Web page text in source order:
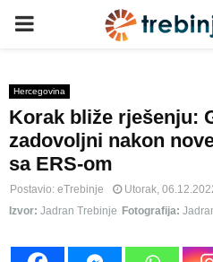
P
I
M
A
Hercegovina
Korak bliže rješenju:
zadovoljni nakon
sa ERS-om
Postavio: eTrebinje Utorak,
Izvor: Jadran Trebinje Fotografija: